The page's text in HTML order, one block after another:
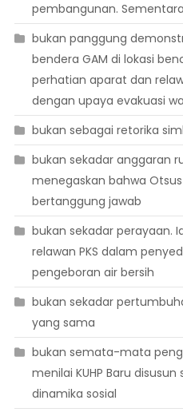
pembangunan.
bukan panggung
bendera GAM di lokasi
perhatian aparat dan
dengan upaya evakuasi
bukan sebagai retorika
bukan sekadar anggaran
menegaskan bahwa
bertanggung jawab
bukan sekadar perayaan.
relawan PKS dalam
pengeboran air bersih
bukan sekadar
yang sama
bukan semata-mata
menilai KUHP Baru
dinamika sosial